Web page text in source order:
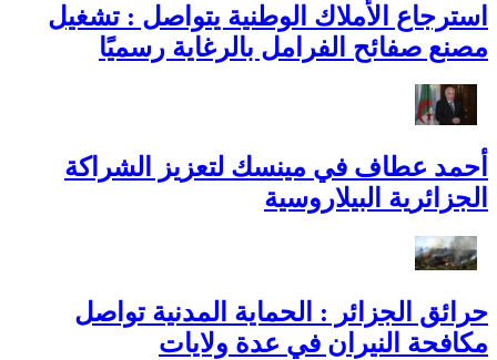
استرجاع الأملاك الوطنية يتواصل : تشغيل
مصنع صفائح الفرامل بالرغاية رسميًا
أحمد عطاف في مينسك لتعزيز الشراكة
الجزائرية البيلاروسية
حرائق الجزائر : الحماية المدنية تواصل
مكافحة النيران في عدة ولايات